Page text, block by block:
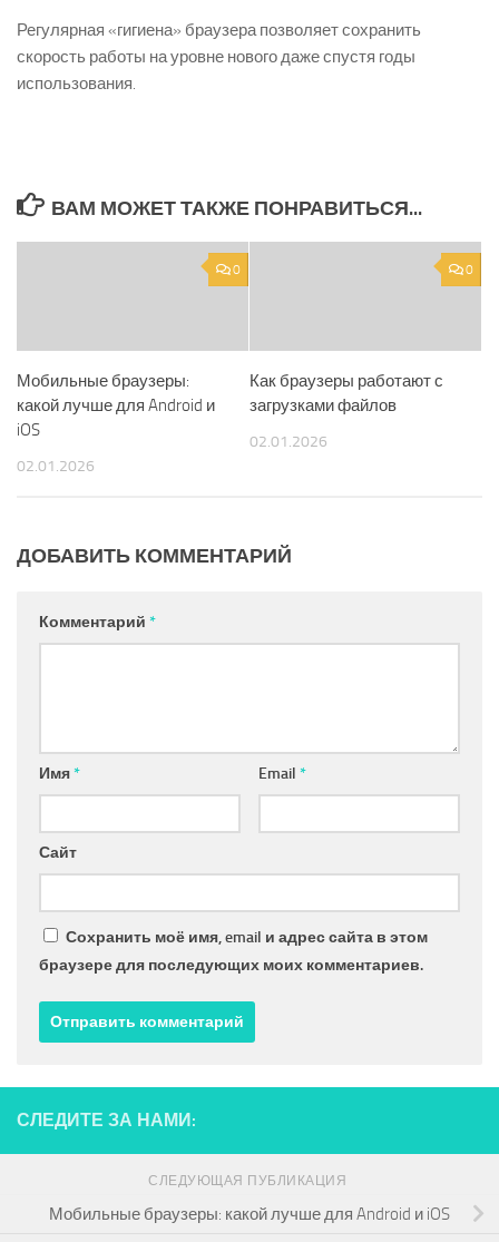
Регулярная «гигиена» браузера позволяет сохранить
скорость работы на уровне нового даже спустя годы
использования.
ВАМ МОЖЕТ ТАКЖЕ ПОНРАВИТЬСЯ...
0
Мобильные браузеры:
какой лучше для Android и
iOS
02.01.2026
0
Как браузеры работают с
загрузками файлов
02.01.2026
ДОБАВИТЬ КОММЕНТАРИЙ
Комментарий *
Имя* Email *
Сайт
Сохранить моё имя, email и адрес сайта в этом
браузере для последующих моих комментариев.
СЛЕДИТЕ ЗА НАМИ:
СЛЕДУЮЩАЯ ПУБЛИКАЦИЯ
Мобильные браузеры: какой лучше для Android и iOS